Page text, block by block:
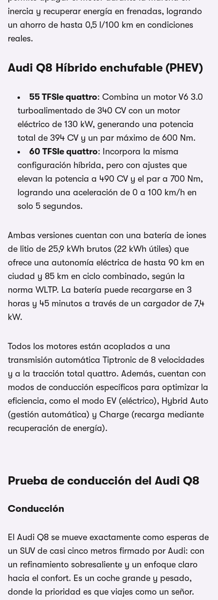
inercia y recuperar energía en frenadas, logrando
un ahorro de hasta 0,5 l/100 km en condiciones
reales.
Audi Q8 Híbrido enchufable (PHEV)
55 TFSIe quattro: Combina un motor V6 3.0
turboalimentado de 340 CV con un motor
eléctrico de 130 kW, generando una potencia
total de 394 CV y un par máximo de 600 Nm.
60 TFSIe quattro: Incorpora la misma
configuración híbrida, pero con ajustes que
elevan la potencia a 490 CV y el par a 700 Nm,
logrando una aceleración de 0 a 100 km/h en
solo 5 segundos.
Ambas versiones cuentan con una batería de iones
de litio de 25,9 kWh brutos (22 kWh útiles) que
ofrece una autonomía eléctrica de hasta 90 km en
ciudad y 85 km en ciclo combinado, según la
norma WLTP. La batería puede recargarse en 3
horas y 45 minutos a través de un cargador de 7,4
kW.
Todos los motores están acoplados a una
transmisión automática Tiptronic de 8 velocidades
y a la tracción total quattro. Además, cuentan con
modos de conducción específicos para optimizar la
eficiencia, como el modo EV (eléctrico), Hybrid Auto
(gestión automática) y Charge (recarga mediante
recuperación de energía).
Prueba de conducción del Audi Q8
Conducción
El Audi Q8 se mueve exactamente como esperas de
un SUV de casi cinco metros firmado por Audi: con
un refinamiento sobresaliente y un enfoque claro
hacia el confort. Es un coche grande y pesado,
donde la prioridad es que viajes como un señor.